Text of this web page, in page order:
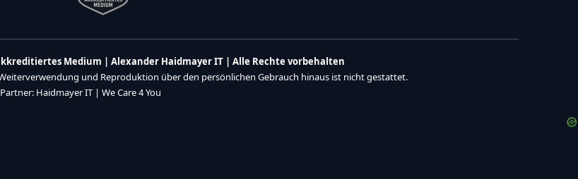
Medium | Alexander Haidmayer IT | Alle Rechte vorbehalten
und Reproduktion über den persönlichen Gebrauch hinaus ist nicht gestattet.
Partner: Haidmayer IT | We Care 4 You